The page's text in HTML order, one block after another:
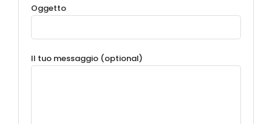
Oggetto
Il tuo messaggio (optional)